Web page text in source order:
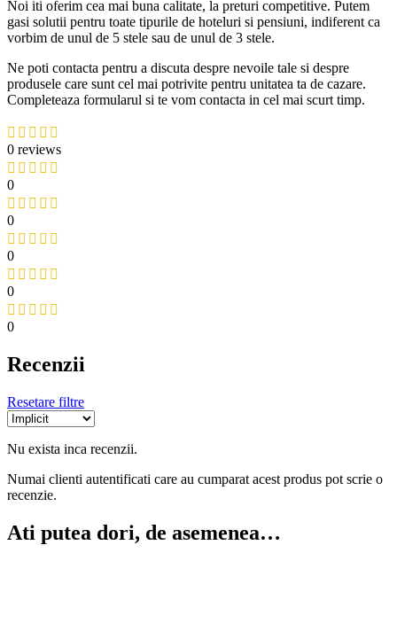
Noi iti oferim cea mai buna calitate, la preturi competitive. Putem
gasi solutii pentru toate tipurile de hoteluri si pensiuni, indiferent ca
vorbim de unul de 5 stele sau de unul de 3 stele.
Ne poti contacta pentru a discuta despre nevoile tale si despre
produsele care sunt cel mai potrivite pentru unitatea ta de cazare.
Completeaza formularul si te vom contacta in cel mai scurt timp.
0 reviews
0
0
0
0
0
Recenzii
Resetare filtre
Nu exista inca recenzii.
Numai clienti autentificati care au cumparat acest produs pot scrie o
recenzie.
Ati putea dori, de asemenea…